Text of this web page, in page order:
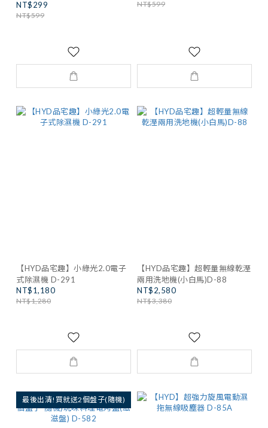
NT$299
NT$599
NT$599
【HYD品宅趣】小綠光2.0電子
式除濕機 D-291
NT$1,180
NT$1,280
【HYD品宅趣】超輕量無線乾溼
兩用洗地機(小白馬)D-88
NT$2,580
NT$3,380
最後出清!買就送2個盤子(隨機)